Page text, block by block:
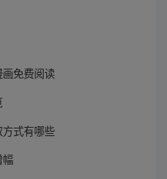
免费阅读
式有哪些